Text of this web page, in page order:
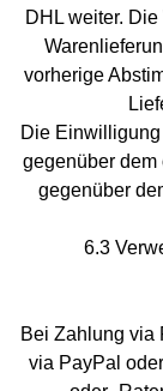
DHL weiter.
vorherige
Die
gegenüber dem
gegenüber
6.3
Bei Zahlung via
via PayPal